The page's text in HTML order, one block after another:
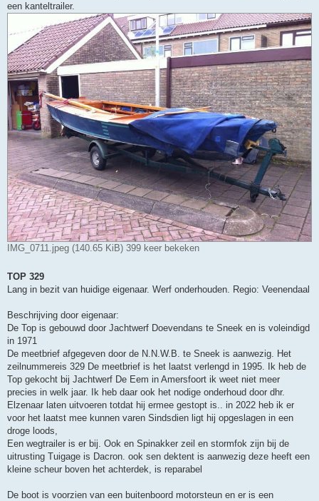
een kanteltrailer.
IMG_0711.jpeg (140.65 KiB) 399 keer bekeken
TOP 329
Lang in bezit van huidige eigenaar. Werf onderhouden. Regio: Veenendaal
Beschrijving door eigenaar:
De Top is gebouwd door Jachtwerf Doevendans te Sneek en is voleindigd
in 1971
De meetbrief afgegeven door de N.N.W.B. te Sneek is aanwezig. Het
zeilnummereis 329 De meetbrief is het laatst verlengd in 1995. Ik heb de
Top gekocht bij Jachtwerf De Eem in Amersfoort ik weet niet meer
precies in welk jaar. Ik heb daar ook het nodige onderhoud door dhr.
Elzenaar laten uitvoeren totdat hij ermee gestopt is.. in 2022 heb ik er
voor het laatst mee kunnen varen Sindsdien ligt hij opgeslagen in een
droge loods,
Een wegtrailer is er bij. Ook en Spinakker zeil en stormfok zijn bij de
uitrusting Tuigage is Dacron. ook sen dektent is aanwezig deze heeft een
kleine scheur boven het achterdek, is reparabel
De boot is voorzien van een buitenboord motorsteun en er is een